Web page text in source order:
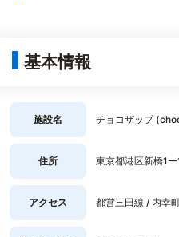
基本情報
施設名 チョコザップ
住所 東京都港区新橋1
アクセス 都営三田線 / 内幸